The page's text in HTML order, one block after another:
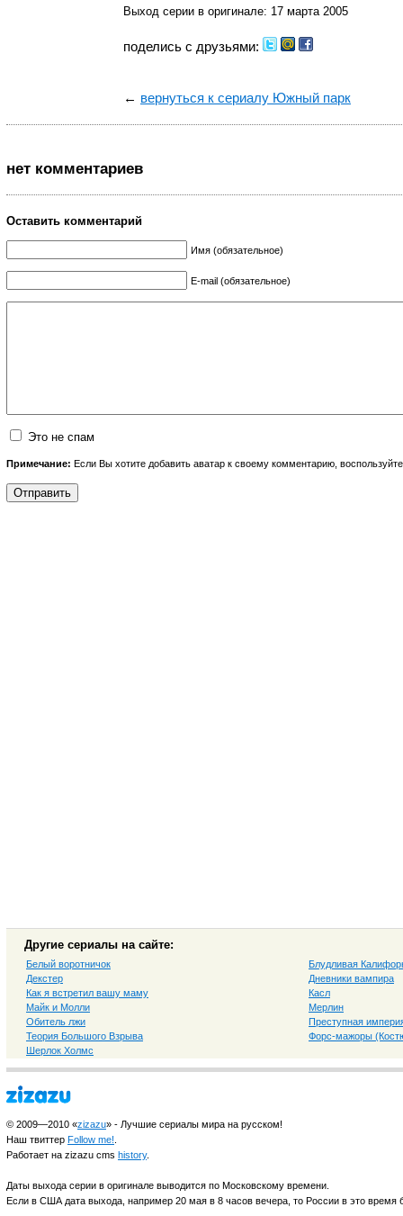
Выход серии в оригинале: 17 марта 2005
поделись с друзьями:
← вернуться к сериалу Южный парк
нет комментариев
Оставить комментарий
Имя (обязательное)
E-mail (обязательное)
Это не спам
Примечание: Если Вы хотите добавить аватар к своему комментарию,
Другие сериалы на сайте:
Белый воротничок
Блудливая
Декстер
Дневники вампира
Как я встретил вашу маму
Касл
Майк и Молли
Мерлин
Обитель лжи
Преступная
Теория Большого Взрыва
Форс-мажоры
Шерлок Холмс
© 2009—2010 «zizazu» - Лучшие сериалы мира на русском!
Наш твиттер Follow me!
Работает на zizazu cms history.
Даты выхода серии в оригинале выводится по Московскому времени.
Если в США дата выхода, например 20 мая в 8 часов вечера, то России в это время